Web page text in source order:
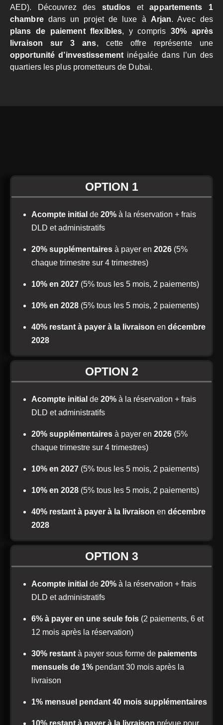
AED). Découvrez des studios etappartements 1
chambredans un projet de luxe à Arjan. Avec des
plans de paiement flexibles, y compris 30% après
livraison sur 3 ans, cette offre représente une
opportunité d’investissementinégalée dans l’un des
quartiers les plus prometteurs de Dubai.
OPTION 1
Acompte initial de 20% à la réservation + frais
DLD et administratifs
20% supplémentaires à payer en 2026 (5%
chaque trimestre sur 4 trimestres)
10% en 2027 (5% tous les 5 mois, 2 paiements)
10% en 2028 (5% tous les 5 mois, 2 paiements)
40% restant à payer à la livraison en décembre
2028
OPTION 2
Acompte initial de 20% à la réservation + frais
DLD et administratifs
20% supplémentaires à payer en 2026 (5%
chaque trimestre sur 4 trimestres)
10% en 2027 (5% tous les 5 mois, 2 paiements)
10% en 2028 (5% tous les 5 mois, 2 paiements)
40% restant à payer à la livraison en décembre
2028
OPTION 3
Acompte initial de 20% à la réservation + frais
DLD et administratifs
6% à payer en une seule fois (2 paiements, 6 et
12 mois après la réservation)
30% restant à payer sous forme de paiements
mensuels de 1% pendant 30 mois après la
livraison
1% mensuel pendant 40 mois supplémentaires
10% restant à payer à la livraison prévue pour